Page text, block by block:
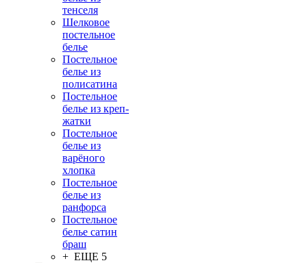
тенселя
Шелковое
постельное
белье
Постельное
белье из
полисатина
Постельное
белье из креп-
жатки
Постельное
белье из
варёного
хлопка
Постельное
белье из
ранфорса
Постельное
белье сатин
браш
+ ЕЩЕ 5